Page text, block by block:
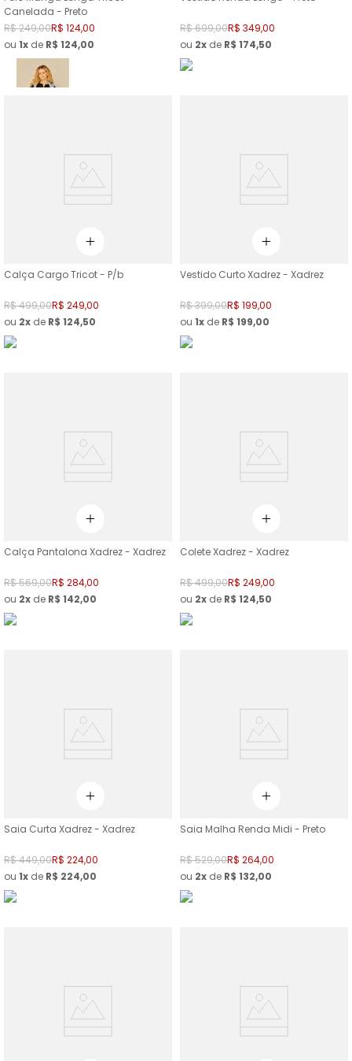
Canelada - Preto
R$249,00R$ 124,00
ou 1 de R$ 124,00
R$699,00R$ 349,00
ou 2 de R$ 174,50
Calça Cargo Tricot - P/b
R$499,00R$ 249,00
ou 2 de R$ 124,50
Vestido Curto Xadrez - Xadrez
R$399,00R$ 199,00
ou 1 de R$ 199,00
Calça Pantalona Xadrez - Xadrez
R$569,00R$ 284,00
ou 2 de R$ 142,00
Colete Xadrez - Xadrez
R$499,00R$ 249,00
ou 2 de R$ 124,50
Saia Curta Xadrez - Xadrez
R$449,00R$ 224,00
ou 1 de R$ 224,00
Saia Malha Renda Midi - Preto
R$529,00R$ 264,00
ou 2 de R$ 132,00